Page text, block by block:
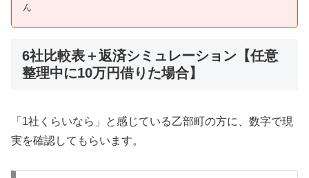
ん
6社比較表＋返済シミュレーション【任意
整理中に10万円借りた場合】
「1社くらいなら」と感じている乙部町の方に、数字で現
実を確認してもらいます。